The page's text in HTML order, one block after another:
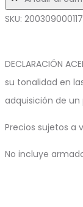
Comedor
SKU:
DECLARACIÓN
su tonalidad en
adquisición de
Precios sujetos a
No incluye